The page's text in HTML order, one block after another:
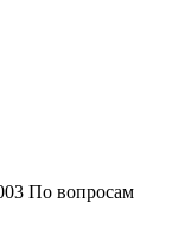
По вопросам